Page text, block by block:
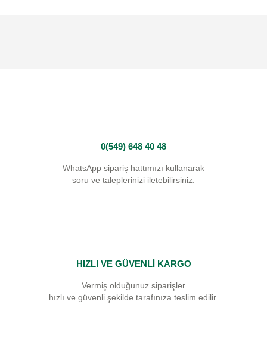
0(549) 648 40 48
WhatsApp sipariş hattımızı kullanarak
soru ve taleplerinizi iletebilirsiniz.
HIZLI VE GÜVENLİ KARGO
Vermiş olduğunuz siparişler
hızlı ve güvenli şekilde tarafınıza teslim edilir.